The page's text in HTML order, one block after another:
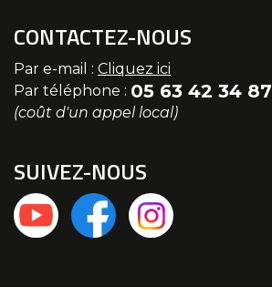
CONTACTEZ-NOUS
Par e-mail : Cliquez ici
Par téléphone : 05 63 42 34 87
(coût d'un appel local)
SUIVEZ-NOUS